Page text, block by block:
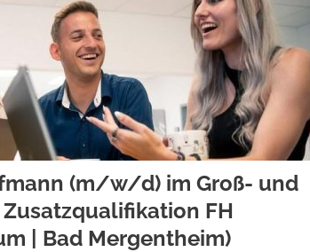
(m/w/d) im Groß- und
FH
| Bad Mergentheim)